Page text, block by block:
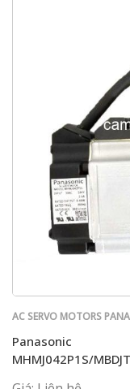
AC SERVO MOTORS
Panasonic
MHMJ042P1S/